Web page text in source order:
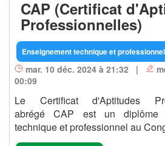
CAP (Certificat
Professionnelles)
Enseignement technique et professionnel
mar. 10 déc. 2024 à 21:32 |
00:09
Le Certificat d'Aptitudes
abrégé CAP est un diplôme
technique et professionnel au